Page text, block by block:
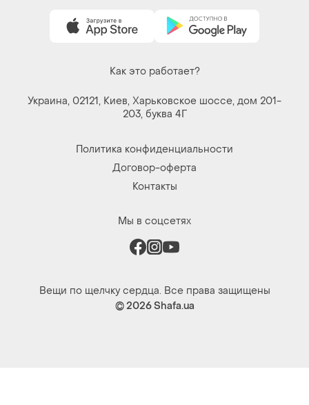
Как это работает?
Украина, 02121, Киев, Харьковское шоссе, дом 201-
203, буква 4Г
Политика конфиденциальности
Договор-оферта
Контакты
Мы в соцсетях
Вещи по щелчку сердца. Все права защищены
© 2026Shafa.ua